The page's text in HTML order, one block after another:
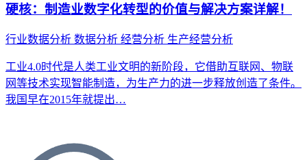
硬核：制造业数字化转型的价值与解决方案详解！
行业数据分析 数据分析 经营分析 生产经营分析
工业4.0时代是人类工业文明的新阶段，它借助互联网、物联
网等技术实现智能制造，为生产力的进一步释放创造了条件。
我国早在2015年就提出…